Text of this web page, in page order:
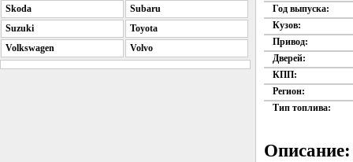
Год выпуска:
Кузов:
Привод:
Дверей:
КПП:
Регион:
Тип топлива:
Описание:
Skoda
Subaru
Suzuki
Toyota
Volkswagen
Volvo